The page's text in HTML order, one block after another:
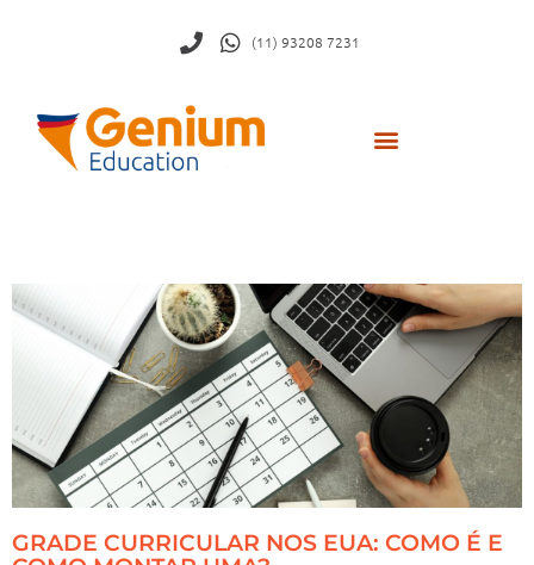
(11) 93208 7231
GRADE CURRICULAR NOS EUA: COMO É E